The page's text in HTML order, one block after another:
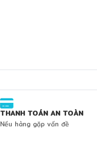
THANH TOÁN AN TOÀN
Nếu hàng gặp vấn đề